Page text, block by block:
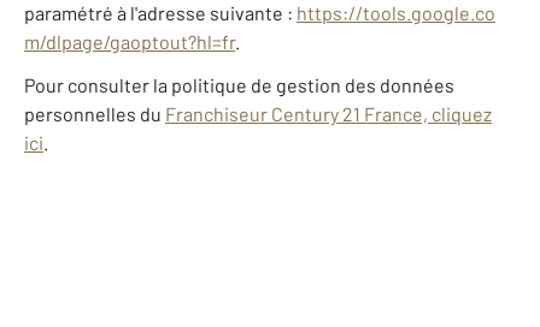
paramétré à l'adresse suivante : https://tools.google.co
m/dlpage/gaoptout?hl=fr.
Pour consulter la politique de gestion des données
personnelles du Franchiseur Century 21 France, cliquez
ici.